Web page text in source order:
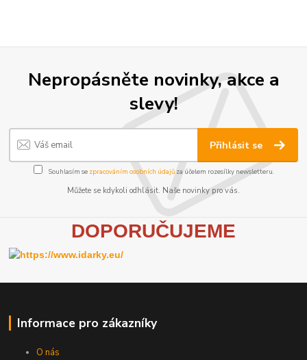
Nepropásněte novinky, akce a
slevy!
Přihlásit se
Souhlasím se zpracováním osobních údajůza účelem rozesílky newsletteru.
Můžete se kdykoli odhlásit. Naše novinky pro vás.
DOPORUČUJEME
Informace pro zákazníky
O nás